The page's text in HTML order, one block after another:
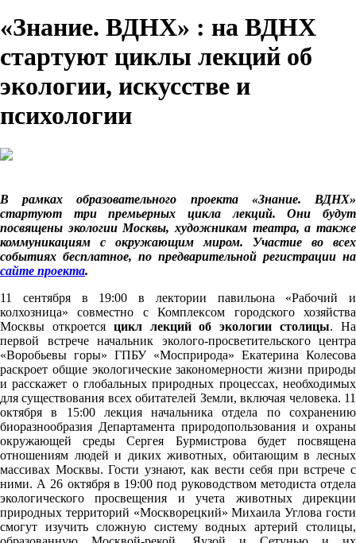
«Знание. ВДНХ» : на ВДНХ
стартуют циклы лекций об
экологии, искусстве и
психологии
В рамках образовательного проекта «Знание. ВДНХ»
стартуют три премьерных цикла лекций. Они будут
посвящены экологии Москвы, художникам театра, а также
коммуникациям с окружающим миром. Участие во всех
событиях бесплатное, по предварительной регистрации на
сайте проекта.
11 сентября в 19:00 в лектории павильона «Рабочий и
колхозница» совместно с Комплексом городского хозяйства
Москвы откроется цикл лекций об экологии столицы. На
первой встрече начальник эколого-просветительского центра
«Воробьевы горы» ГПБУ «Мосприрода» Екатерина Колесова
раскроет общие экологические закономерности жизни природы
и расскажет о глобальных природных процессах, необходимых
для существования всех обитателей Земли, включая человека. 11
октября в 15:00 лекция начальника отдела по сохранению
биоразнообразия Департамента природопользования и охраны
окружающей среды Сергея Бурмистрова будет посвящена
отношениям людей и диких животных, обитающим в лесных
массивах Москвы. Гости узнают, как вести себя при встрече с
ними. А 26 октября в 19:00 под руководством методиста отдела
экологического просвещения и учета животных дирекции
природных территорий «Москворецкий» Михаила Углова гости
смогут изучить сложную систему водных артерий столицы,